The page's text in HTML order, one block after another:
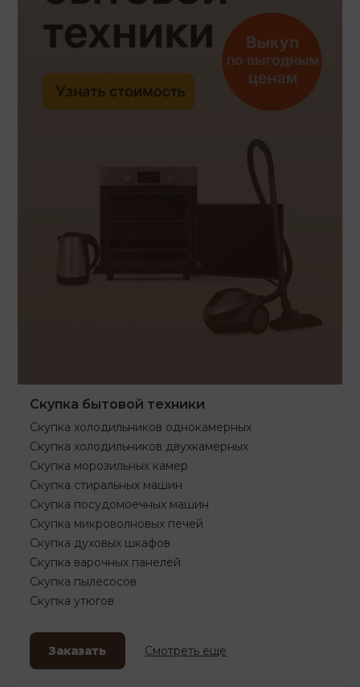
Скупка бытовой техники
Скупка холодильников однокамерных
Скупка холодильников двухкамерных
Скупка морозильных камер
Скупка стиральных машин
Скупка посудомоечных машин
Скупка микроволновых печей
Скупка духовых шкафов
Скупка варочных панелей
Скупка пылесосов
Скупка утюгов
Заказать Смотреть еще